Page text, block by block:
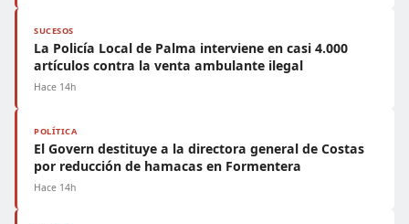
SUCESOS
La Policía Local de Palma interviene en casi 4.000
artículos contra la venta ambulante ilegal
Hace 14h
POLÍTICA
El Govern destituye a la directora general de Costas
por reducción de hamacas en Formentera
Hace 14h